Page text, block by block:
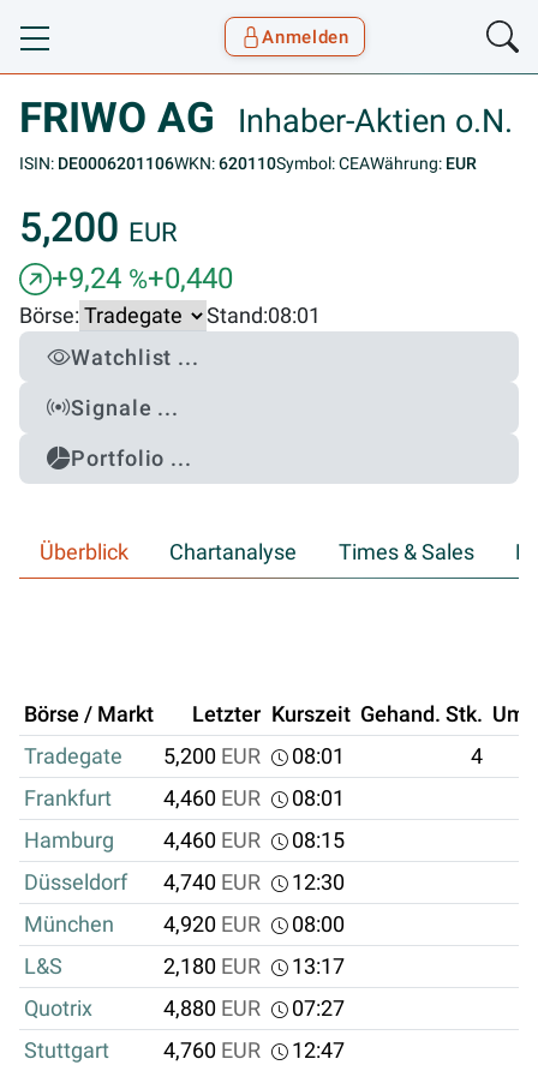
Toggle navigation
Anmelden
FRIWO AG Inhaber-Aktien o.N.
ISIN: DE0006201106WKN:620110Symbol: CEAWährung: EUR
5,200 EUR
+9,24 %+0,440
Börse: Stand:08:01
Watchlist ...
Signale ...
Portfolio ...
Überblick Chartanalyse Times & Sales
Börse / Markt Letzter Kurszeit Gehand. Stk.
Tradegate
5,200 EUR 08:01
4
Frankfurt
4,460 EUR
08:01
Hamburg
4,460 EUR
08:15
Düsseldorf
4,740 EUR
12:30
München
4,920 EUR
08:00
L&S
2,180 EUR
13:17
Quotrix
4,880 EUR
07:27
Stuttgart
4,760 EUR
12:47